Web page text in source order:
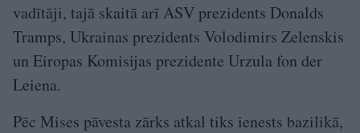
vadītāji, tajā skaitā arī ASV prezidents Donalds
Tramps, Ukrainas prezidents Volodimirs Zelenskis
un Eiropas Komisijas prezidente Urzula fon der
Leiena.
Pēc Mises pāvesta zārks atkal tiks ienests bazilikā,